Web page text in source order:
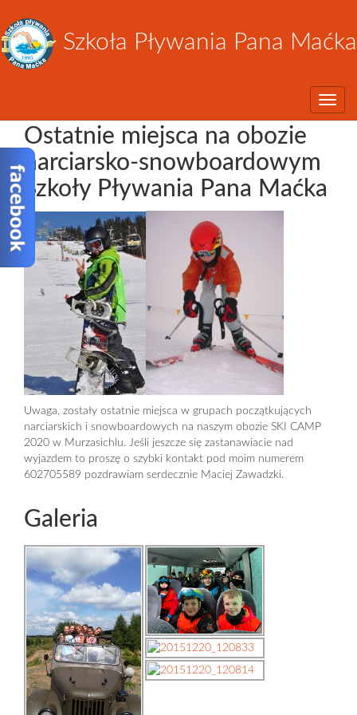
Szkoła Pływania Pana Maćka
Ostatnie miejsca na obozie
narciarsko-snowboardowym
Szkoły Pływania Pana Maćka
Uwaga, zostały ostatnie miejsca w grupach początkujących
narciarskich i snowboardowych na naszym obozie SKI CAMP
2020 w Murzasichlu. Jeśli jeszcze się zastanawiacie nad
wyjazdem to proszę o szybki kontakt pod moim numerem
602705589 pozdrawiam serdecznie Maciej Zawadzki.
Galeria